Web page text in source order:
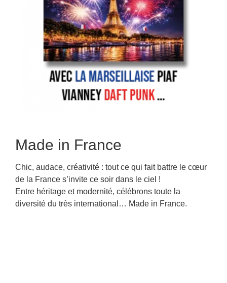
Made in France
Chic, audace, créativité : tout ce qui fait battre le cœur
de la France s’invite ce soir dans le ciel !
Entre héritage et modernité, célébrons toute la
diversité du très international… Made in France.